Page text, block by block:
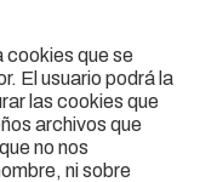
cookies que se
El usuario podrá la
las cookies que
archivos que
no nos
ni sobre